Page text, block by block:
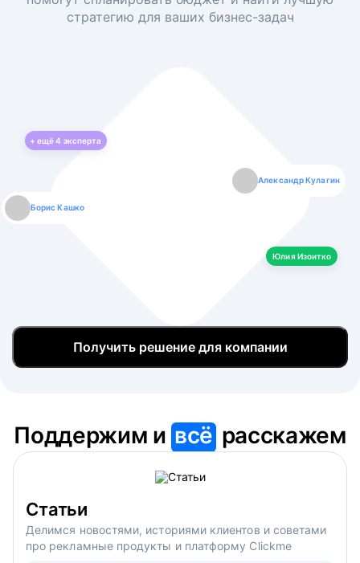
стратегию для ваших бизнес-задач
+ ещё4 эксперта
Борис Кашко
Александр Кулагин
Юлия Изоитко
Юлия Изоитко
Даниил Макаров
Александр Кулагин
Екатерина Лазаренко
Даниил Макаров
Борис Кашко
Екатерина Лазаренко
Юлия Изоитко
Получить решение для компании
Поддержим ивсё расскажем
Статьи
Делимся новостями, историями клиентов и советами
про рекламные продукты и платформу Clickme